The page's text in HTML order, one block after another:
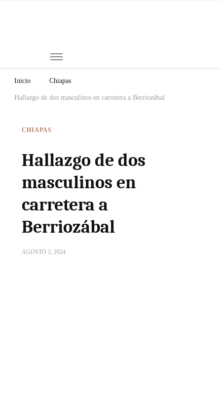
Inicio Chiapas
Hallazgo de dos masculinos en carretera a Berriozábal
CHIAPAS
Hallazgo de dos
masculinos en
carretera a
Berriozábal
AGOSTO 2, 2024